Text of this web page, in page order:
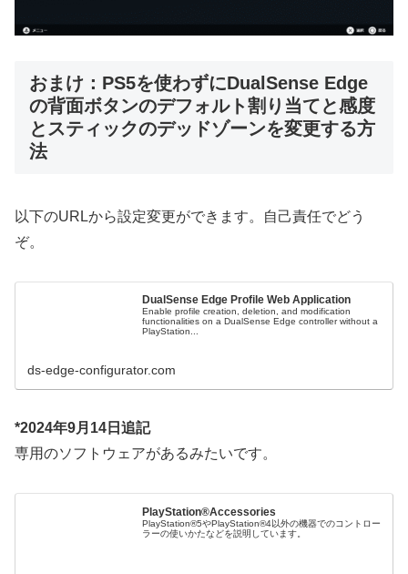
おまけ：PS5を使わずにDualSense Edge
の背面ボタンのデフォルト割り当てと感度
とスティックのデッドゾーンを変更する方
法
以下のURLから設定変更ができます。自己責任でどう
ぞ。
DualSense Edge Profile Web Application
Enable profile creation, deletion, and modification
functionalities on a DualSense Edge controller without a
PlayStation...
ds-edge-configurator.com
*2024年9月14日追記
専用のソフトウェアがあるみたいです。
PlayStation®Accessories
PlayStation®5やPlayStation®4以外の機器でのコントロー
ラーの使いかたなどを説明しています。